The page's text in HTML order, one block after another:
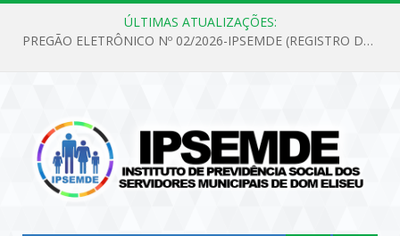
ÚLTIMAS ATUALIZAÇÕES:
PREGÃO ELETRÔNICO Nº 02/2026-IPSEMDE (REGISTRO DE PREÇOS PARA FUTURA E EVENTUAL AQUISIÇÃO DE MATERIAL DE LIMPEZA E GÊNEROS ALIMENTÍCIOS PARA ATENDER AS NECESSIDADES DO INSTITUTO DE PREVIDÊNCIA SOCIAL DOS SERVIDORES MUNICIPAIS DE DOM ELISEU.)